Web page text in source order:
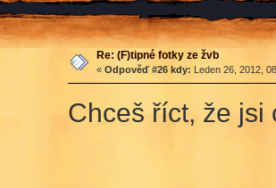
Re: (F)tipné fotky ze žvb
« Odpověď #26 kdy: Leden 26, 2012,
Chceš říct, že